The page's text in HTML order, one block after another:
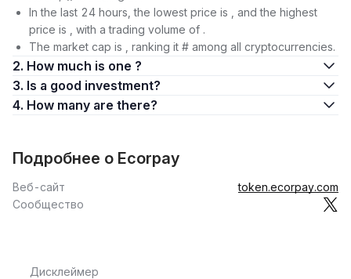
In the last 24 hours, the lowest price is , and the highest
price is , with a trading volume of .
The market cap is , ranking it # among all cryptocurrencies.
2. How much is one ?
3. Is a good investment?
4. How many are there?
Подробнее о Ecorpay
Веб-сайт
token.ecorpay.com
Сообщество
Дисклеймер